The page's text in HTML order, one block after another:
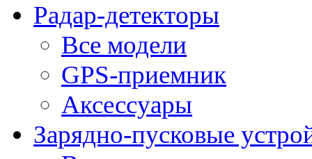
Радар-детекторы
Все модели
GPS-приемник
Аксессуары
Зарядно-пусковые